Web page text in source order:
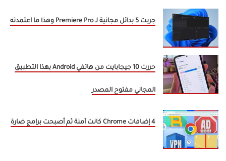
جربت 5 بدائل مجانية لـ Premiere Pro وهذا ما اعتمدته
حررت 10 جيجابايت من هاتفي Android بهذا التطبيق
المجاني مفتوح المصدر
4 إضافات Chrome كانت آمنة ثم أصبحت برامج ضارة